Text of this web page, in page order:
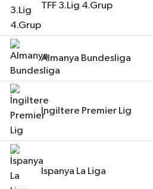
TFF 3.Lig 4.Grup
Almanya Bundesliga
İngiltere Premier Lig
İspanya La Liga